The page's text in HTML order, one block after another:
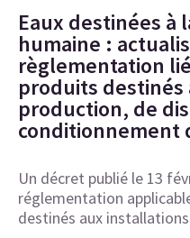
Eaux destinées à
humaine :
règlementation
produits
production, de
conditionnement
Un décret publié le 13
réglementation
destinés aux